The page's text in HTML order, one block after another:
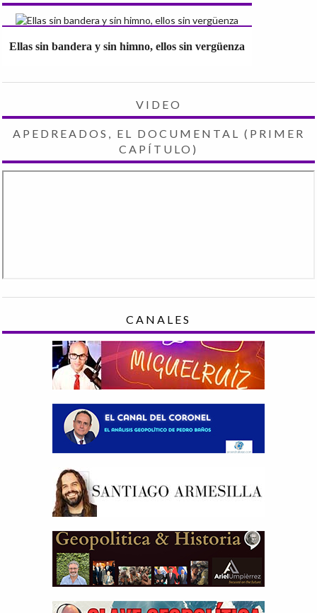
Ellas sin bandera y sin himno, ellos sin vergüenza
VIDEO
APEDREADOS, EL DOCUMENTAL (PRIMER
CAPÍTULO)
CANALES